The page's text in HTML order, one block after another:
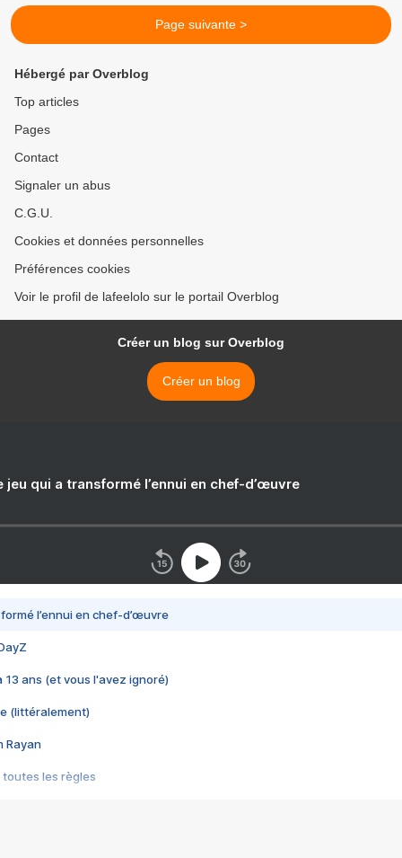
Page suivante >
Hébergé par Overblog
Top articles
Pages
Contact
Signaler un abus
C.G.U.
Cookies et données personnelles
Préférences cookies
Voir le profil de lafeelolo sur le portail Overblog
Créer un blog sur Overblog
Créer un blog
jeu qui a transformé l’ennui en chef-d’œuvre
l’ennui en chef-d’œuvre
13 ans (et vous l'avez ignoré)
(littéralement)
Rayan
toutes les règles